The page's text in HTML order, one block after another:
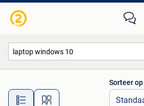
Alle afstanden…
Sorteer op